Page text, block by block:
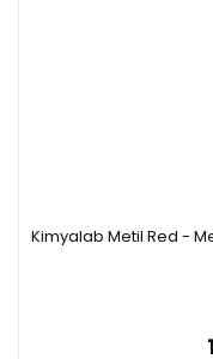
Kimyalab Metil Red -